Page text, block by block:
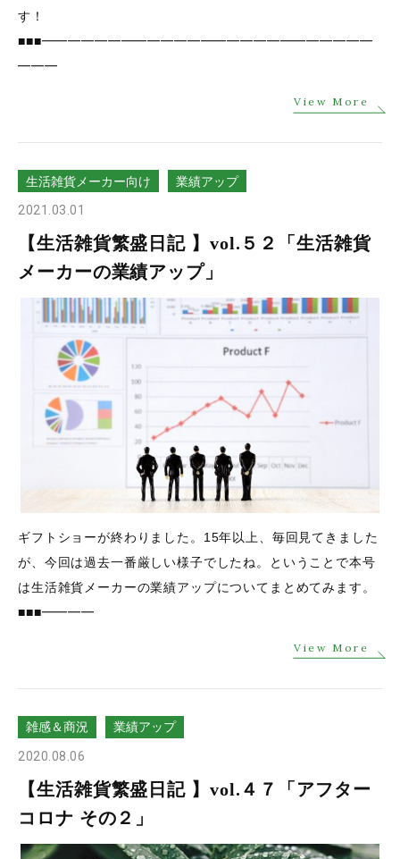
す！
■■■━━━━━━━━━━━━━━━━━━━━━━━━━
━━━
View More
生活雑貨メーカー向け 業績アップ
2021.03.01
【生活雑貨繁盛日記 】vol.５２「生活雑貨
メーカーの業績アップ」
ギフトショーが終わりました。15年以上、毎回見てきました
が、今回は過去一番厳しい様子でしたね。ということで本号
は生活雑貨メーカーの業績アップについてまとめてみます。
■■■━━━━
View More
雑感＆商況 業績アップ
2020.08.06
【生活雑貨繁盛日記 】vol.４７「アフター
コロナ その２」